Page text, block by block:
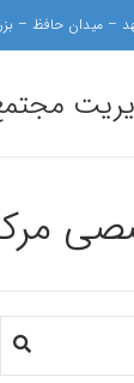
– میدان حافظ –